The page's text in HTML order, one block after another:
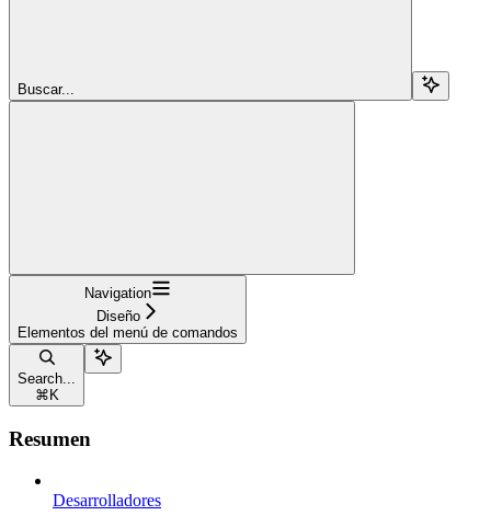
Buscar...
Navigation
Diseño
Elementos del menú de comandos
Search...
⌘ K
Resumen
Desarrolladores